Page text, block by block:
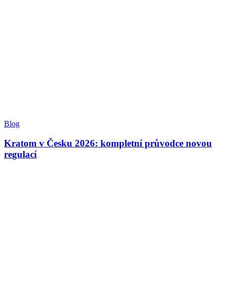
Blog
Kratom v Česku 2026: kompletní průvodce novou
regulací